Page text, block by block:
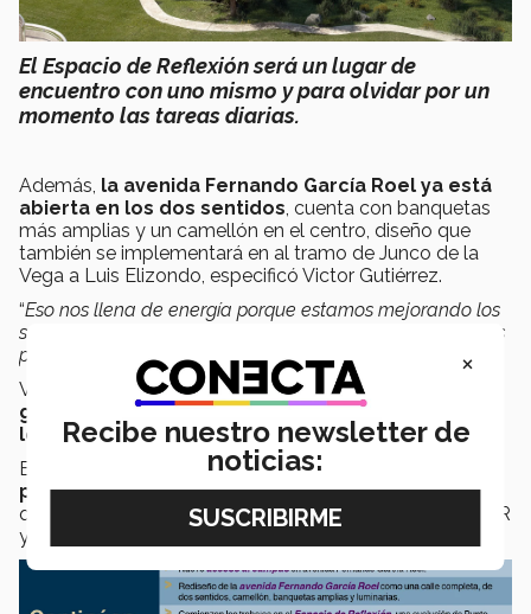
El Espacio de Reflexión será un lugar de
encuentro con uno mismo y para olvidar por un
momento las tareas diarias.
Además, la avenida Fernando García Roel ya está
abierta en los dos sentidos , cuenta con banquetas
más amplias y un camellón en el centro, diseño que
también se implementará en al tramo de Junco de la
Vega a Luis Elizondo, especificó Victor Gutiérrez.
“Eso nos llena de energía porque estamos mejorando los
servicios que ofrecemos a nuestros estudiantes y nuestros
profesores
”, agregó.
Victor Gutiérreztambiénmotivó a los profesores a
generar espacios de diálogo y de confianza con
los alumnos, así como y a disfrutar el nuevo semestre.
El programa de
Bienestar Estudiantil se seguirá
promoviendo este año, señaló el vicepresidente, así
que invitó a los docentes a participar en los talleres QPR
y otras actividades de esta iniciativa.
×
Recibe nuestro newsletter de
noticias: